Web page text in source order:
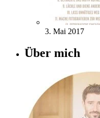
3. Mai 2017
Über mich